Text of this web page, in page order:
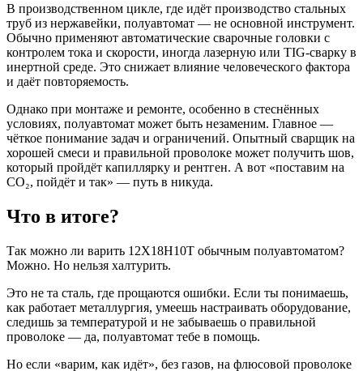
В производственном цикле, где идёт производство стальных
труб из нержавейки, полуавтомат — не основной инструмент.
Обычно применяют автоматические сварочные головки с
контролем тока и скорости, иногда лазерную или TIG-сварку в
инертной среде. Это снижает влияние человеческого фактора
и даёт повторяемость.
Однако при монтаже и ремонте, особенно в стеснённых
условиях, полуавтомат может быть незаменим. Главное —
чёткое понимание задач и ограничений. Опытный сварщик на
хорошей смеси и правильной проволоке может получить шов,
который пройдёт капиллярку и рентген. А вот «поставим на
CO₂, пойдёт и так» — путь в никуда.
Что в итоге?
Так можно ли варить 12Х18Н10Т обычным полуавтоматом?
Можно. Но нельзя халтурить.
Это не та сталь, где прощаются ошибки. Если ты понимаешь,
как работает металлургия, умеешь настраивать оборудование,
следишь за температурой и не забываешь о правильной
проволоке — да, полуавтомат тебе в помощь.
Но если «варим, как идёт», без газов, на флюсовой проволоке